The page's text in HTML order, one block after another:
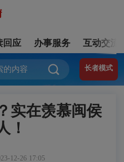
回应 办事服务 互动交流
长者模式
实在羡慕闽侯
！
12-26 17:05